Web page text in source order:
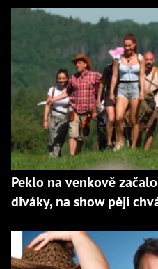
Peklo na venkově
diváky, na show pějí